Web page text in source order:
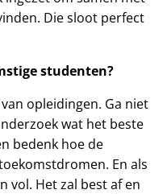
Die sloot perfect
studenten?
opleidingen. Ga niet
wat het beste
bedenk hoe de
En als
vol. Het zal best af en